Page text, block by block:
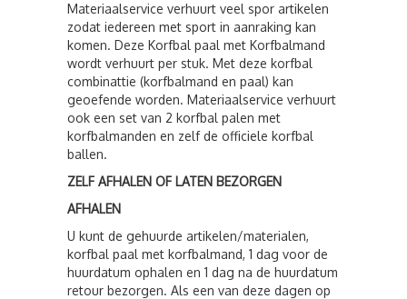
Materiaalservice verhuurt veel spor artikelen
zodat iedereen met sport in aanraking kan
komen. Deze Korfbal paal met Korfbalmand
wordt verhuurt per stuk. Met deze korfbal
combinattie (korfbalmand en paal) kan
geoefende worden. Materiaalservice verhuurt
ook een set van 2 korfbal palen met
korfbalmanden en zelf de officiele korfbal
ballen.
ZELF AFHALEN OF LATEN BEZORGEN
AFHALEN
U kunt de gehuurde artikelen/materialen,
korfbal paal met korfbalmand, 1 dag voor de
huurdatum ophalen en 1 dag na de huurdatum
retour bezorgen. Als een van deze dagen op